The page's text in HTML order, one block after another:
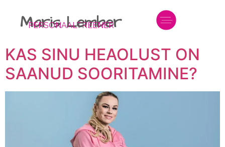
Maris Lember
PERSONAALTREENER
KAS SINU HEAOLUST ON
SAANUD SOORITAMINE?